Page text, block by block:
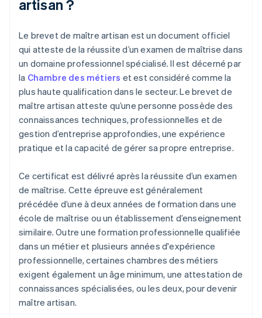
artisan ?
Le brevet de maître artisan est un document officiel
qui atteste de la réussite d’un examen de maîtrise dans
un domaine professionnel spécialisé. Il est décerné par
la Chambre des métiers et est considéré comme la
plus haute qualification dans le secteur. Le brevet de
maître artisan atteste qu’une personne possède des
connaissances techniques, professionnelles et de
gestion d’entreprise approfondies, une expérience
pratique et la capacité de gérer sa propre entreprise.
Ce certificat est délivré après la réussite d’un examen
de maîtrise. Cette épreuve est généralement
précédée d’une à deux années de formation dans une
école de maîtrise ou un établissement d’enseignement
similaire. Outre une formation professionnelle qualifiée
dans un métier et plusieurs années d'expérience
professionnelle, certaines chambres des métiers
exigent également un âge minimum, une attestation de
connaissances spécialisées, ou les deux, pour devenir
maître artisan.